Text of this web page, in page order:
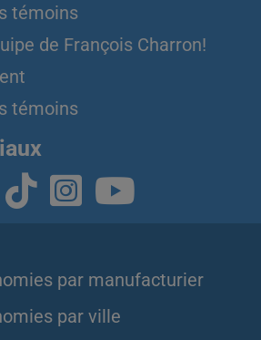
témoins
de François Charron!
témoins
par manufacturier
par ville